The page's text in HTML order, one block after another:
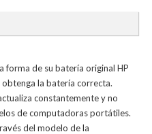
forma de su batería original HP
la batería correcta.
constantemente y no
de computadoras portátiles.
del modelo de la